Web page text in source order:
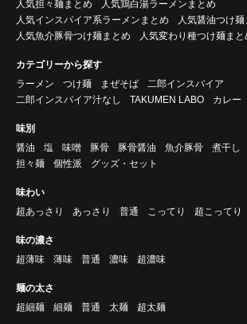
人気担々麺まとめ
人気鶏白湯ラーメンまとめ
人気インスパイア系ラーメンまとめ
人気醤油つけ麺
人気魚介豚骨つけ麺まとめ
人気変わり種つけ麺まと
カテゴリーから探す
ラーメン
つけ麺 まぜそば
二郎インスパイア
二郎インスパイア汁なし
TAKUMEN LABO カレー
味別
醤油
塩 味噌 豚骨 豚骨醤油 魚介豚骨 煮干し
担々麺
個性派 グッズ・セット
味わい
超あっさり
あっさり 普通 こってり 超こってり
味の濃さ
超薄味
薄味 普通 濃味 超濃味
麺の太さ
超細麺
細麺 普通 太麺 超太麺